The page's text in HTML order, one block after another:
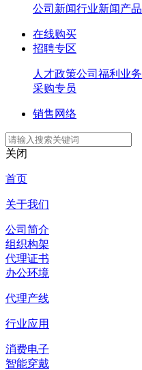
公司新闻行业新闻产
在线购买
招聘专区
人才政策公司福利 业
采购专员
销售网络
关闭
首页
关于我们
公司简介
组织构架
代理证书
办公环境
代理产线
行业应用
消费电子
智能穿戴